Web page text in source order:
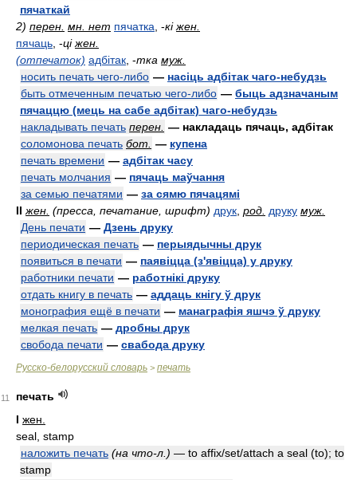
пячаткай
2) перен. мн. нет пячатка -кі жен.
пячаць -ці жен.
(отпечаток) адбітак -тка муж.
носить печать чего-либо — насіць адбітак чаго-небудзь
быть отмеченным печатью чего-либо — быць адзначаным
пячаццю (мець на сабе адбітак) чаго-небудзь
накладывать печать перен. — накладаць пячаць, адбітак
соломонова печать бот. — купена
печать времени — адбітак часу
печать молчания — пячаць маўчання
за семью печатями — за сямю пячацямі
II жен. (пресса, печатание, шрифт) друк род. друку муж.
День печати — Дзень друку
периодическая печать — перыядычны друк
появиться в печати — паявіцца (з'явіцца) у друку
работники печати — работнікі друку
отдать книгу в печать — аддаць кнігу ў друк
монография ещё в печати — манаграфія яшчэ ў друку
мелкая печать — дробны друк
свобода печати — свабода друку
Русско-белорусский словарь > печать
11
печать
I жен.
seal, stamp
наложить печать (на что-л.) — to affix/set/attach a seal (to); to
stamp